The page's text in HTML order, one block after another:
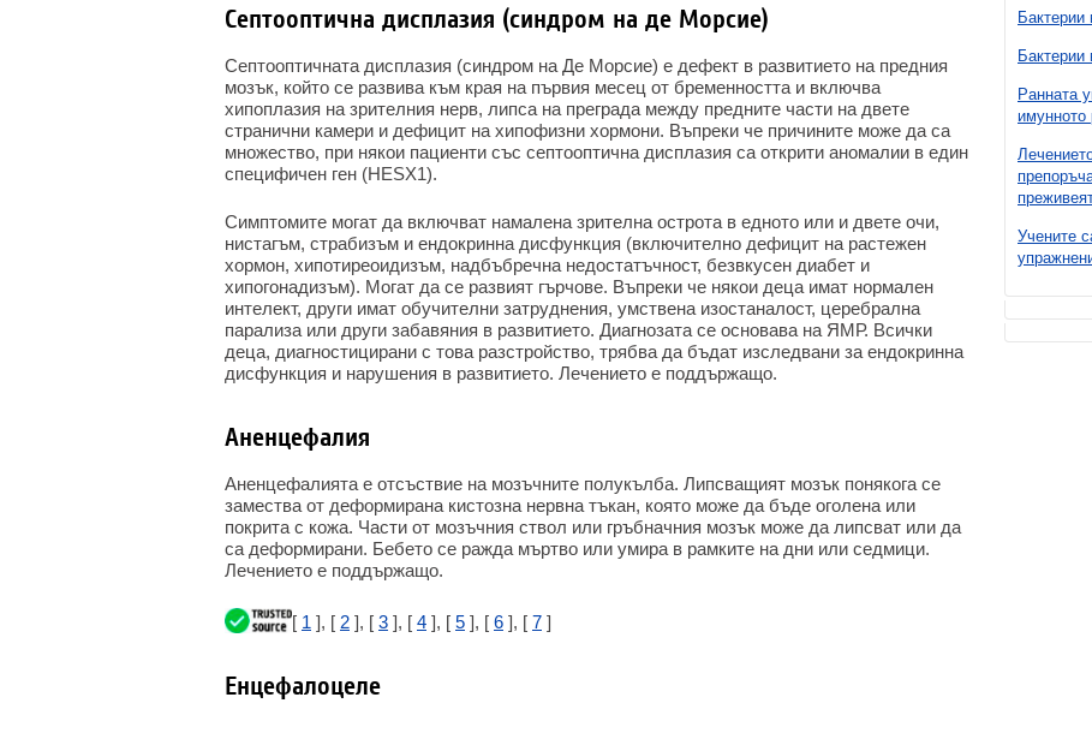
Бактерии
Бактерии
Ранната
имунното
Учените
Септооптична дисплазия (синдром на де Морсие)
Септооптичната дисплазия (синдром на Де Морсие) е дефект в развитието на предния
мозък, който се развива към края на първия месец от бременността и включва
хипоплазия на зрителния нерв, липса на преграда между предните части на двете
странични камери и дефицит на хипофизни хормони. Въпреки че причините може да са
множество, при някои пациенти със септооптична дисплазия са открити аномалии в един
специфичен ген (HESX1).
Симптомите могат да включват намалена зрителна острота в едното или и двете очи,
нистагъм, страбизъм и ендокринна дисфункция (включително дефицит на растежен
хормон, хипотиреоидизъм, надбъбречна недостатъчност, безвкусен диабет и
хипогонадизъм). Могат да се развият гърчове. Въпреки че някои деца имат нормален
интелект, други имат обучителни затруднения, умствена изостаналост, церебрална
парализа или други забавяния в развитието. Диагнозата се основава на ЯМР. Всички
деца, диагностицирани с това разстройство, трябва да бъдат изследвани за ендокринна
дисфункция и нарушения в развитието. Лечението е поддържащо.
Аненцефалия
Аненцефалията е отсъствие на мозъчните полукълба. Липсващият мозък понякога се
замества от деформирана кистозна нервна тъкан, която може да бъде оголена или
покрита с кожа. Части от мозъчния ствол или гръбначния мозък може да липсват или да
са деформирани. Бебето се ражда мъртво или умира в рамките на дни или седмици.
Лечението е поддържащо.
[ 1 ], [ 2 ], [ 3 ], [ 4 ], [ 5 ], [ 6 ], [ 7 ]
Енцефалоцеле